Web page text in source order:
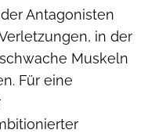
Antagonisten
in der
Muskeln
Für eine